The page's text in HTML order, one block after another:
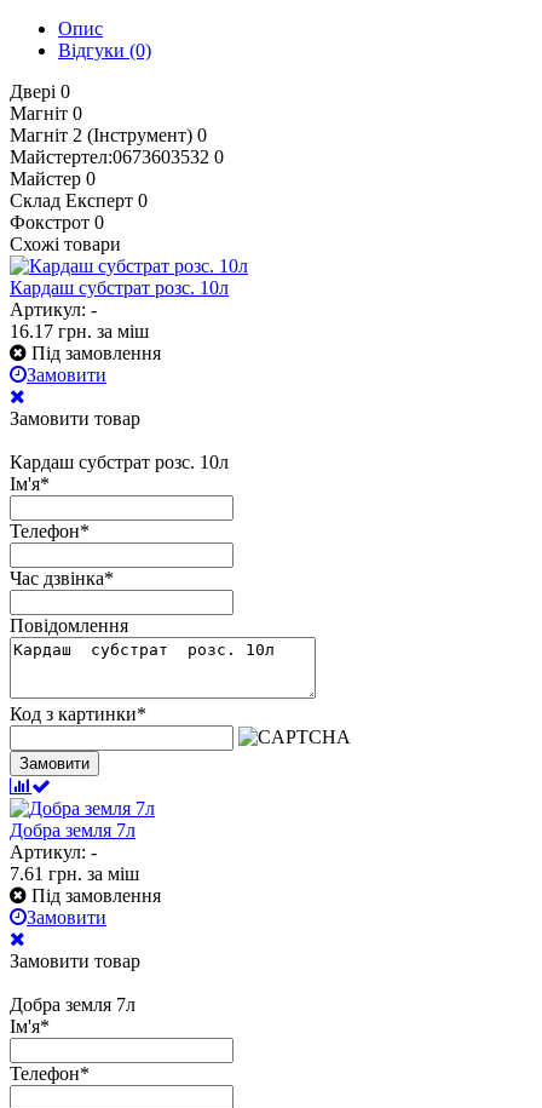
Опис
Відгуки (0)
Двері 0
Магніт 0
Магніт 2 (Інструмент) 0
Майстертел:0673603532 0
Майстер 0
Склад Експерт 0
Фокстрот 0
Схожі товари
Кардаш субстрат розс. 10л
Артикул: -
16.17 грн. за міш
Під замовлення
Замовити
Замовити товар
Кардаш субстрат розс. 10л
Ім'я*
Телефон*
Час дзвінка*
Повідомлення
Код з картинки*
Замовити
Добра земля 7л
Артикул: -
7.61 грн. за міш
Під замовлення
Замовити
Замовити товар
Добра земля 7л
Ім'я*
Телефон*